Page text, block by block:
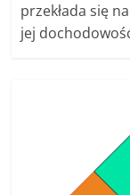
przekłada się
jej